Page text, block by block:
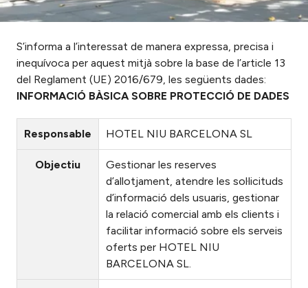
S’informa a l’interessat de manera expressa, precisa i
inequívoca per aquest mitjà sobre la base de l’article 13
del Reglament (UE) 2016/679, les següents dades:
INFORMACIÓ BÀSICA SOBRE PROTECCIÓ DE DADES
Responsable HOTEL NIU BARCELONA SL
Objectiu
Gestionar les reserves
d’allotjament, atendre les sol·licituds
d’informació dels usuaris, gestionar
la relació comercial amb els clients i
facilitar informació sobre els serveis
oferts per HOTEL NIU
BARCELONA SL.